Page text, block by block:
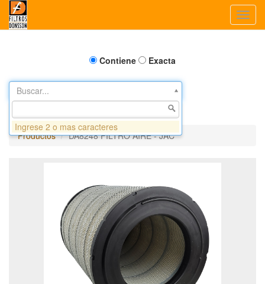
Contiene Exacta
Buscar...
Productos DA8248 FILTRO AIRE - JAC
Ingrese 2 o mas caracteres